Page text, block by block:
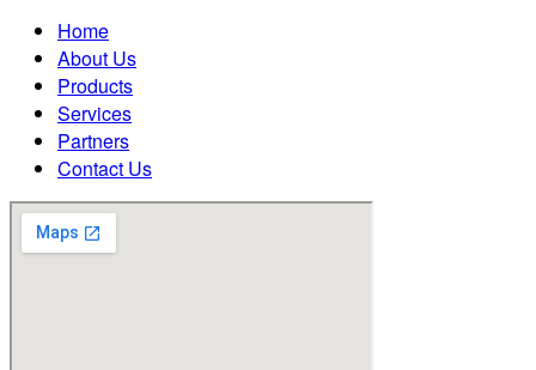
Home
About Us
Products
Services
Partners
Contact Us